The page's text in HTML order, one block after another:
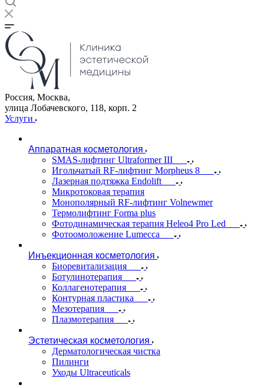
Россия, Москва,
улица Лобачевского, 118, корп. 2
Услуги
Аппаратная косметология
SMAS-лифтинг Ultraformer III
Игольчатый RF-лифтинг Morpheus 8
Лазерная подтяжка Endolift
Микротоковая терапия
Монополярный RF-лифтинг Volnewmer
Термолифтинг Forma plus
Фотодинамическая терапия Heleo4 Pro Led
Фотоомоложение Lumecca
Инъекционная косметология
Биоревитализация
Ботулинотерапия
Коллагенотерапия
Контурная пластика
Мезотерапия
Плазмотерапия
Эстетическая косметология
Дерматологическая чистка
Пилинги
Уходы Ultraceuticals